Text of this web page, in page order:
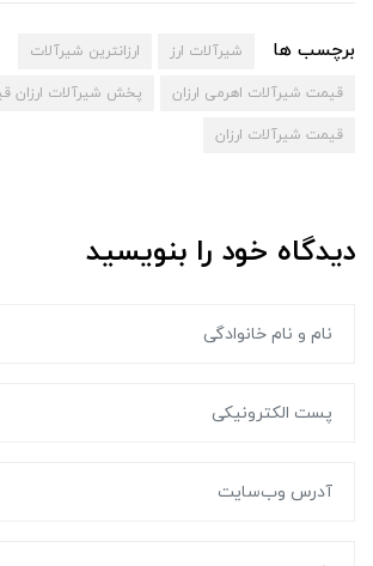
برچسب ها شیرآلات ارز ارزانترین شیرآلات
قیمت شیرآلات اهرمی ارزان پخش شیرآلات ارزان
قیمت شیرآلات ارزان
دیدگاه خود را بنویسید